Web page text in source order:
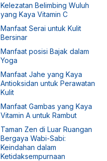
Kelezatan Belimbing Wuluh
yang Kaya Vitamin C
Manfaat Serai untuk Kulit
Bersinar
Manfaat posisi Bajak dalam
Yoga
Manfaat Jahe yang Kaya
Antioksidan untuk Perawatan
Kulit
Manfaat Gambas yang Kaya
Vitamin A untuk Rambut
Taman Zen di Luar Ruangan
Bergaya Wabi-Sabi:
Keindahan dalam
Ketidaksempurnaan